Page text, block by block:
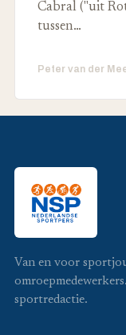
Cabral ("uit
tussen…
Peter van der
Van en voor
sportredactie.